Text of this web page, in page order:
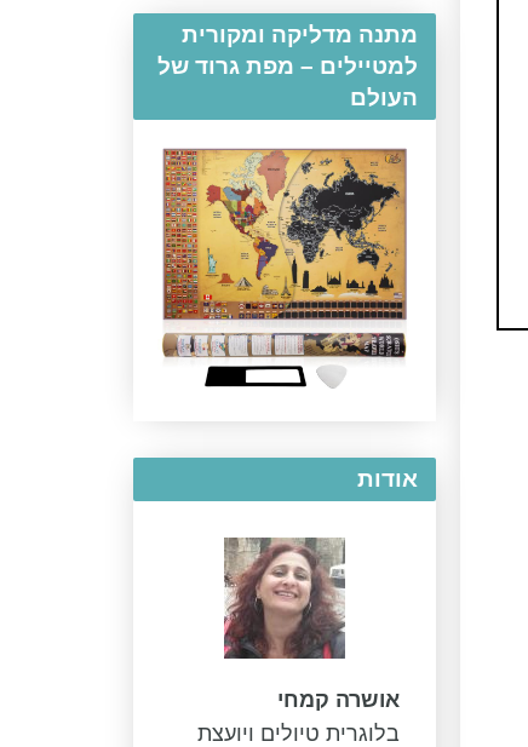
מתנה מדליקה ומקורית
למטיילים – מפת גרוד של
העולם
אודות
אושרה קמחי
בלוגרית טיולים ויועצת